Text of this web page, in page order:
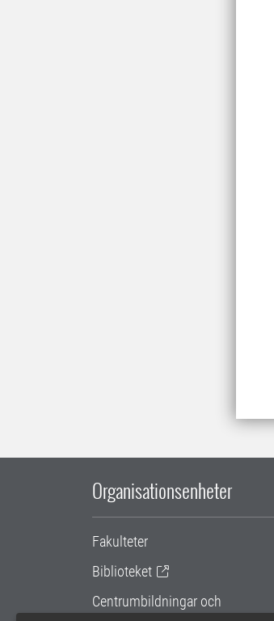
Organisationsenheter
Fakulteter
Biblioteket
Centrumbildningar och